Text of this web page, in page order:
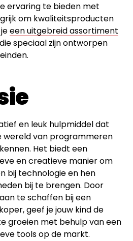
ervaring te bieden met
om kwaliteitsproducten
een uitgebreid assortiment
die speciaal zijn ontworpen
en leuk hulpmiddel dat
wereld van programmeren
Het biedt een
en creatieve manier om
bij technologie en hen
bij te brengen. Door
te schaffen bij een
geef je jouw kind de
groeien met behulp van een
tools op de markt.